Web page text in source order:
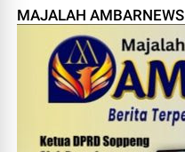
MAJALAH AMBARNEWS